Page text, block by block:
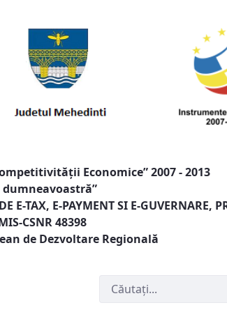
Economice” 2007 - 2013
E-TAX, E-PAYMENT SI E-GUVERNARE,
CSNR 48398
de Dezvoltare Regională